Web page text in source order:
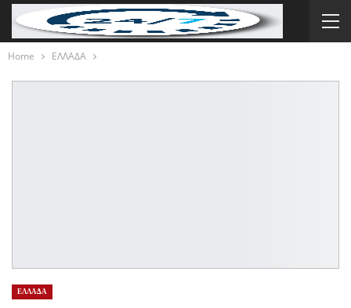
Home ΕΛΛΑΔΑ
ΕΛΛΑΔΑ